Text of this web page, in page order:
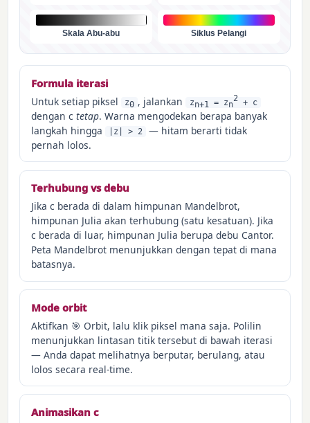
Skala Abu-abu Siklus Pelangi
Formula iterasi
Untuk setiap piksel z0 , jalankan zn+1 = zn
2+ c
dengan ctetap. Warna mengodekan berapa banyak
langkah hingga
|z| > 2
— hitam berarti tidak
pernah lolos.
Terhubung vs debu
Jika c berada di dalam himpunan Mandelbrot,
himpunan Julia akan terhubung (satu kesatuan). Jika
c berada di luar, himpunan Julia berupa debu Cantor.
Peta Mandelbrot menunjukkan dengan tepat di mana
batasnya.
Mode orbit
Aktifkan 🎯 Orbit, lalu klik piksel mana saja. Polilin
menunjukkan lintasan titik tersebut di bawah iterasi
— Anda dapat melihatnya berputar, berulang, atau
lolos secara real-time.
Animasikan c